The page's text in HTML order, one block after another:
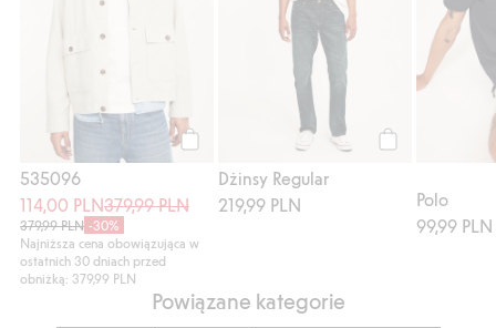
535096
114,00 PLN379,99 PLN
379,99 PLN -30%
Najniższa cena obowiązująca w
ostatnich 30 dniach przed
obniżką: 379,99 PLN
Dżinsy Regular
219,99 PLN
Polo
99,99 PLN
Powiązane kategorie